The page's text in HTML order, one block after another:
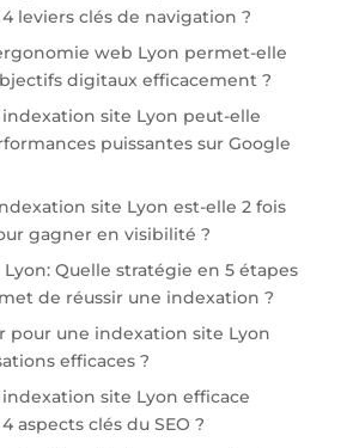
leviers clés de navigation ?
web Lyon permet-elle
digitaux efficacement ?
site Lyon peut-elle
puissantes sur Google
site Lyon est-elle 2 fois
gagner en visibilité ?
Quelle stratégie en 5 étapes
de réussir une indexation ?
pour une indexation site Lyon
efficaces ?
site Lyon efficace
aspects clés du SEO ?